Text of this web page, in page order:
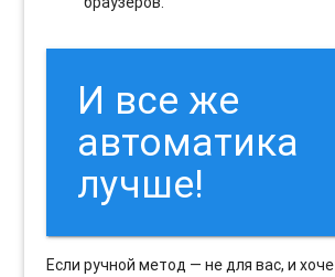
И все же
автоматика
лучше!
Если ручной метод — не для вас, и